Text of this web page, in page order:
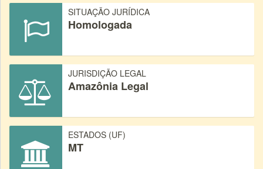
SITUAÇÃO JURÍDICA
Homologada
JURISDIÇÃO LEGAL
Amazônia Legal
ESTADOS (UF)
MT